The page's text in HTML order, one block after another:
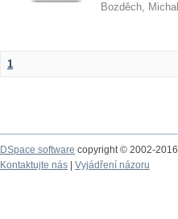
Bozděch, Michal
1
DSpace software copyright © 2002-2016
Kontaktujte nás
Vyjádření názoru